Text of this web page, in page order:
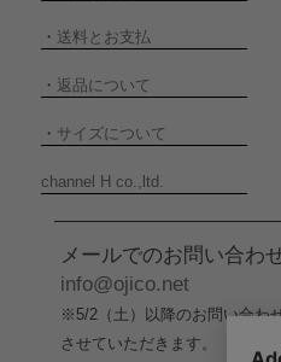
・ 送料とお支払
・ 返品について
・ サイズについて
channel H co.,ltd.
メールでのお問い合わ
info@ojico.net
※5/2（土）以降のお問い合わ
させていただきます。